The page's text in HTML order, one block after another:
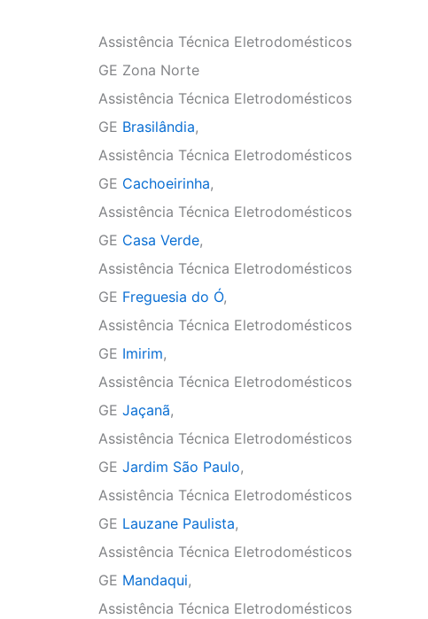
Assistência Técnica Eletrodomésticos
GE Zona Norte
Assistência Técnica Eletrodomésticos
GE Brasilândia,
Assistência Técnica Eletrodomésticos
GE Cachoeirinha,
Assistência Técnica Eletrodomésticos
GE Casa Verde,
Assistência Técnica Eletrodomésticos
GE Freguesia do Ó,
Assistência Técnica Eletrodomésticos
GE Imirim,
Assistência Técnica Eletrodomésticos
GE Jaçanã,
Assistência Técnica Eletrodomésticos
GE Jardim São Paulo,
Assistência Técnica Eletrodomésticos
GE Lauzane Paulista,
Assistência Técnica Eletrodomésticos
GE Mandaqui,
Assistência Técnica Eletrodomésticos